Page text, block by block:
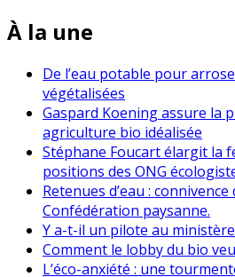
À la une
De l’eau potable pour
végétalisées
Gaspard Koening assure la
agriculture bio idéalisée
Stéphane Foucart élargit la
positions des ONG
Retenues d’eau :
Confédération paysanne.
Y a-t-il un pilote au
Comment le lobby du bio
L’éco-anxiété : une